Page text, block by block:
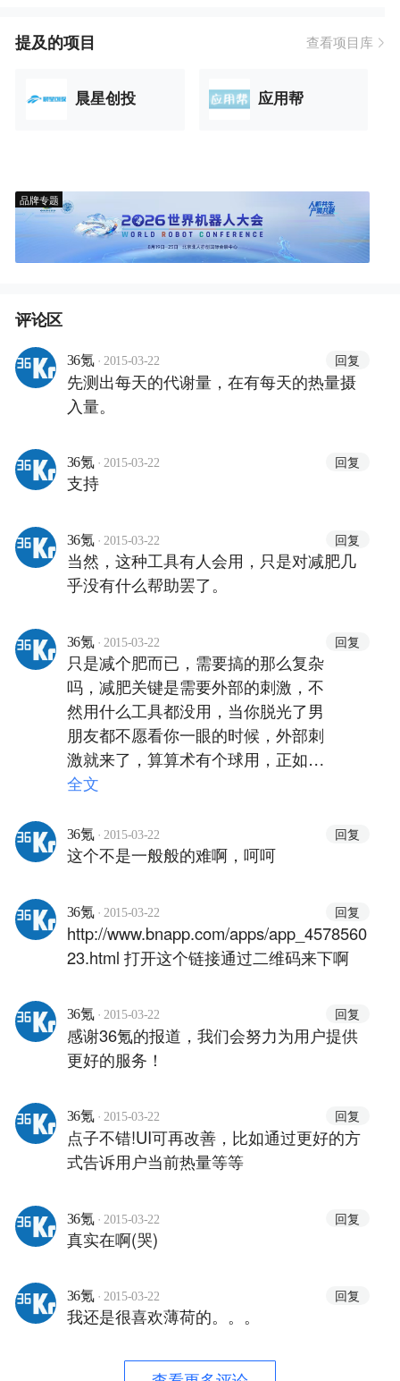
提及的项目 查看项目库
晨星创投 应用帮
品牌专题
评论区
36氪 · 2015-03-22 回复
先测出每天的代谢量，在有每天的热量摄
入量。
36氪 · 2015-03-22 回复
支持
36氪 · 2015-03-22 回复
当然，这种工具有人会用，只是对减肥几
乎没有什么帮助罢了。
36氪 · 2015-03-22 回复
只是减个肥而已，需要搞的那么复杂
吗，减肥关键是需要外部的刺激，不
然用什么工具都没用，当你脱光了男
朋友都不愿看你一眼的时候，外部刺
激就来了，算算术有个球用，正如记
账无法真正让你变的节约一样，只是
会花，想吃的还是会吃，没有外部的
动力，人想靠自己战胜自己的欲望是
那些用各种工具自残的人就像是现代
人先是吃撑了然后又去健身房运动一
样，都是在自欺欺人，关键问题不在
全文
36氪 · 2015-03-22 回复
这个不是一般般的难啊，呵呵
36氪 · 2015-03-22 回复
http://www.bnapp.com/apps/app_4578560
23.html 打开这个链接通过二维码来下啊
36氪 · 2015-03-22 回复
感谢36氪的报道，我们会努力为用户提供
更好的服务！
36氪 · 2015-03-22 回复
点子不错!UI可再改善，比如通过更好的方
式告诉用户当前热量等等
36氪 · 2015-03-22 回复
真实在啊(哭)
36氪 · 2015-03-22 回复
我还是很喜欢薄荷的。。。